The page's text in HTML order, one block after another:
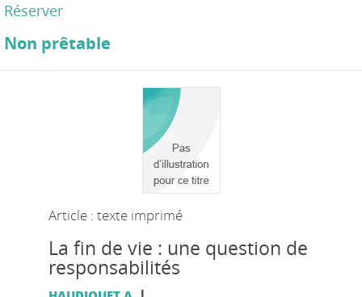
Réserver
Non prêtable
Article : texte imprimé
La fin de vie : une question de
responsabilités